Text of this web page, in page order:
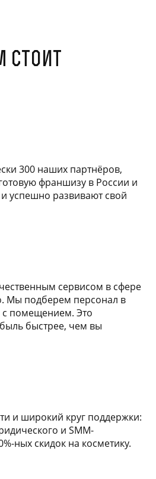
стоит
300 наших партнёров,
франшизу в России и
успешно развивают свой
сервисом в сфере
Мы подберем персонал в
помещением. Это
быстрее, чем вы
и широкий круг поддержки:
и SMM-
ных скидок на косметику.